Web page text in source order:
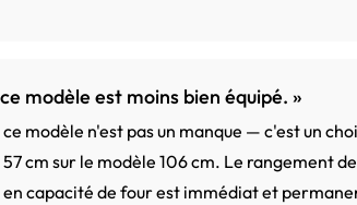
modèle est moins bien équipé. »
modèle n'est pas un manque — c'est un
cm sur le modèle 106 cm. Le rangement
capacité de four est immédiat et